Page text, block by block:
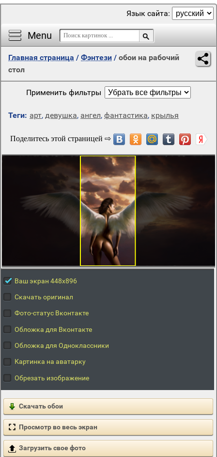
Menu
Язык сайта:
Главная страница / Фэнтези / обои на рабочий
стол
Применить фильтры
Теги: арт, девушка, ангел, фантастика, крылья
Ваш экран 448x896
Скачать оригинал
Фото-статус Вконтакте
Обложка для Вконтакте
Обложка для Одноклассники
Картинка на аватарку
Обрезать изображение
Скачать обои
Просмотр во весь экран
Загрузить свое фото